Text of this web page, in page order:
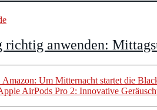
richtig anwenden:
Amazon: Um Mitternacht startet die
AirPods Pro 2: Innovative